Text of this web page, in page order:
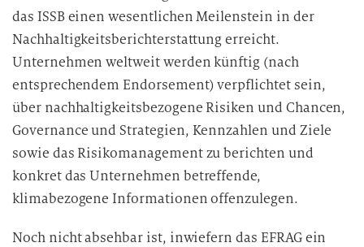
das ISSB einen wesentlichen Meilenstein in der
Nachhaltigkeitsberichterstattung erreicht.
Unternehmen weltweit werden künftig (nach
entsprechendem Endorsement) verpflichtet sein,
über nachhaltigkeitsbezogene Risiken und Chancen,
Governance und Strategien, Kennzahlen und Ziele
sowie das Risikomanagement zu berichten und
konkret das Unternehmen betreffende,
klimabezogene Informationen offenzulegen.
Noch nicht absehbar ist, inwiefern das EFRAG ein